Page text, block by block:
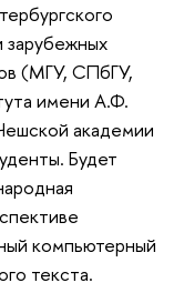
зарубежных
(МГУ, СПбГУ,
имени А.Ф.
академии
Будет
компьютерный
текста.